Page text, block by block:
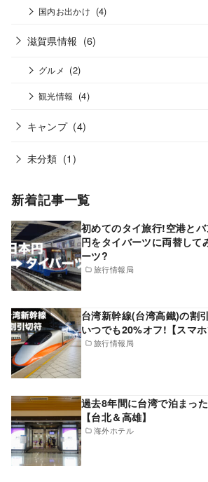
国内お出かけ (4)
滋賀県情報 (6)
グルメ (2)
観光情報 (4)
キャンプ (4)
未分類 (1)
新着記事一覧
旅行情報局
初めてのタイ旅行!空港と
円をタイバーツに両替して
ーツ?
旅行情報局
台湾新幹線(台湾高鐵)の割
いつでも20%オフ!【スマホ
海外ホテル
過去8年間に台湾で泊まっ
【台北＆高雄】